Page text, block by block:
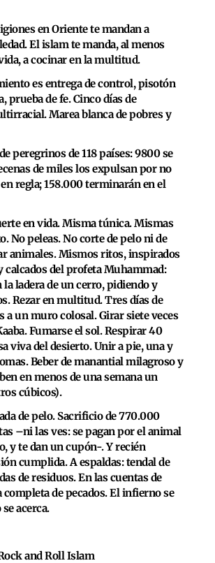
en Oriente te mandan a
El islam te manda, al menos
a cocinar en la multitud.
es entrega de control, pisotón
prueba de fe. Cinco días de
Marea blanca de pobres y
peregrinos de 118 países: 9800 se
de miles los expulsan por no
regla; 158.000 terminarán en el
en vida. Misma túnica. Mismas
No peleas. No corte de pelo ni de
animales. Mismos ritos, inspirados
calcados del profeta Muhammad:
la ladera de un cerro, pidiendo y
Rezar en multitud. Tres días de
a un muro colosal. Girar siete veces
Fumarse el sol. Respirar 40
viva del desierto. Unir a pie, una y
Beber de manantial milagroso y
en menos de una semana un
cúbicos).
de pelo. Sacrificio de 770.000
–ni las ves: se pagan por el animal
y te dan un cupón-. Y recién
cumplida. A espaldas: tendal de
de residuos. En las cuentas de
de pecados. El infierno se
acerca.
and Roll Islam